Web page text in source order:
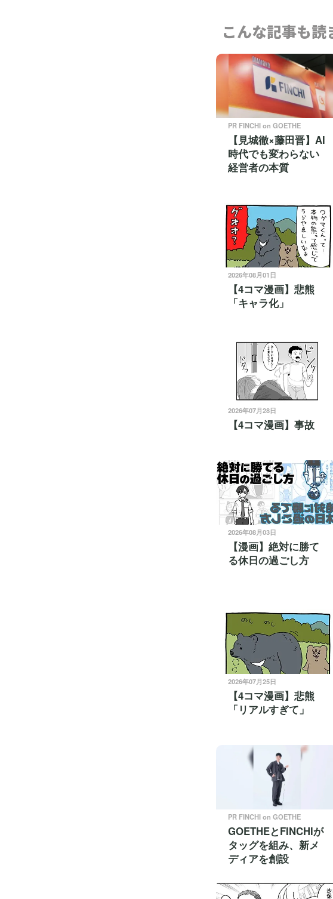
こんな記事も読
PR FINCHI on GOETHE
【見城徹×藤田晋】AI
時代でも変わらない
経営者の本質
2026年08月01日
【4コマ漫画】悲熊
「キャラ化」
2026年07月28日
【4コマ漫画】事故
2026年08月03日
【漫画】絶対に勝て
る休日の過ごし方
2026年07月25日
【4コマ漫画】悲熊
「リアルすぎて」
PR FINCHI on GOETHE
GOETHEとFINCHIが
タッグを組み、新メ
ディアを創設